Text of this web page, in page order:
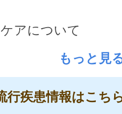
アについて
もっと見
行疾患情報はこち